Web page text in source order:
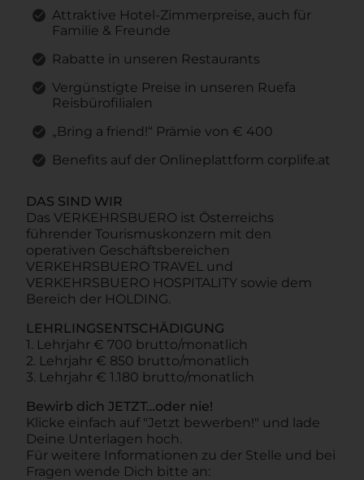
Attraktive Hotel-Zimmerpreise, auch für
Familie & Freunde
Rabatte in unseren Restaurants
Vergünstigte Preise in unseren Ruefa
Reisbürofilialen
„Bring a friend!“ Prämie von € 400
Benefits auf der Onlineplattform corplife.at
DAS SIND WIR
Das VERKEHRSBUERO ist Österreichs
führender Tourismuskonzern mit den
operativen Geschäftsbereichen
VERKEHRSBUERO TRAVEL und
VERKEHRSBUERO HOSPITALITY sowie dem
Bereich der HOLDING.
LEHRLINGSENTSCHÄDIGUNG
1. Lehrjahr € 700 brutto/monatlich
2. Lehrjahr € 850 brutto/monatlich
3. Lehrjahr € 1.180 brutto/monatlich
Bewirb dich JETZT…oder nie!
Klicke einfach auf "Jetzt bewerben!" und lade
Deine Unterlagen hoch.
Für weitere Informationen zu der Stelle und bei
Fragen wende Dich bitte an: